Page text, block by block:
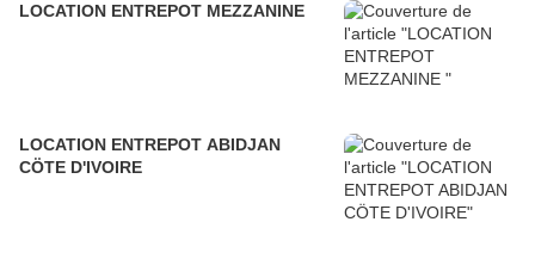
LOCATION ENTREPOT MEZZANINE
LOCATION ENTREPOT ABIDJAN
CÖTE D'IVOIRE